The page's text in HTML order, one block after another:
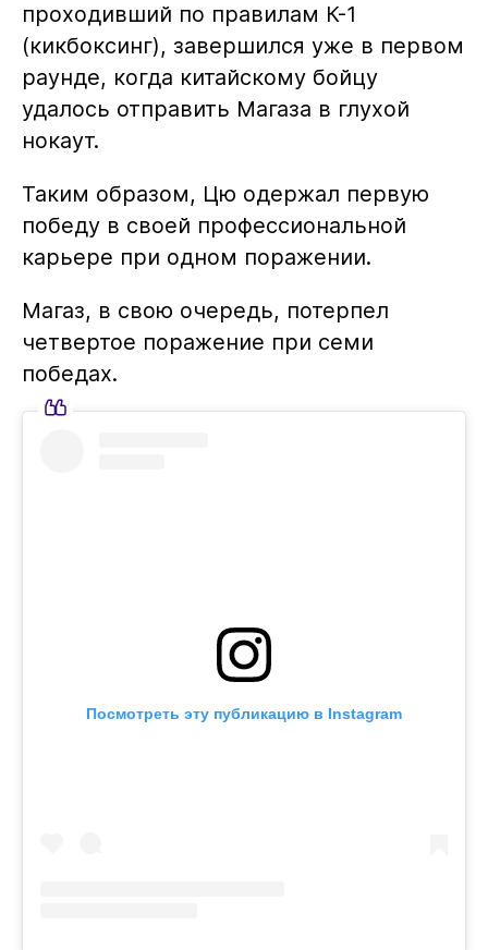
проходивший по правилам К-1
(кикбоксинг), завершился уже в первом
раунде, когда китайскому бойцу
удалось отправить Магаза в глухой
нокаут.
Таким образом, Цю одержал первую
победу в своей профессиональной
карьере при одном поражении.
Магаз, в свою очередь, потерпел
четвертое поражение при семи
победах.
Посмотреть эту публикацию в Instagram